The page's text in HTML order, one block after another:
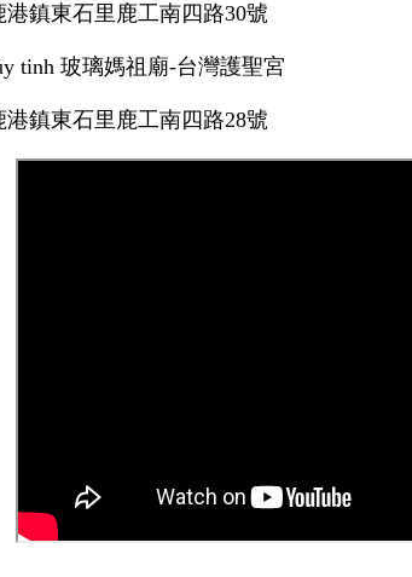
港鎮東石里鹿工南四路30號
tinh玻璃媽祖廟-台灣護聖宮
港鎮東石里鹿工南四路28號